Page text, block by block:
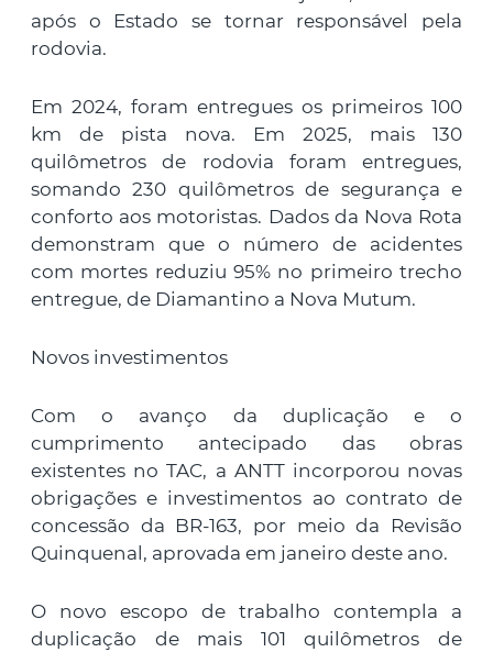
após o Estado se tornar responsável pela
rodovia.
Em 2024, foram entregues os primeiros 100
km de pista nova. Em 2025, mais 130
quilômetros de rodovia foram entregues,
somando 230 quilômetros de segurança e
conforto aos motoristas. Dados da Nova Rota
demonstram que o número de acidentes
com mortes reduziu 95% no primeiro trecho
entregue, de Diamantino a Nova Mutum.
Novos investimentos
Com o avanço da duplicação e o
cumprimento antecipado das obras
existentes no TAC, a ANTT incorporou novas
obrigações e investimentos ao contrato de
concessão da BR-163, por meio da Revisão
Quinquenal, aprovada em janeiro deste ano.
O novo escopo de trabalho contempla a
duplicação de mais 101 quilômetros de